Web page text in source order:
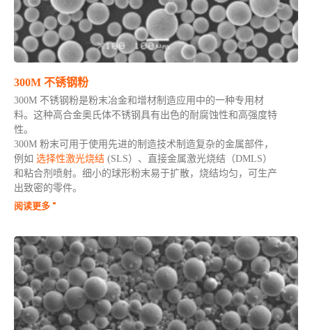
300M 不锈钢粉
300M 不锈钢粉是粉末冶金和增材制造应用中的一种专用材
料。这种高合金奥氏体不锈钢具有出色的耐腐蚀性和高强度特
性。
300M 粉末可用于使用先进的制造技术制造复杂的金属部件，
例如 选择性激光烧结 (SLS）、直接金属激光烧结（DMLS）
和粘合剂喷射。细小的球形粉末易于扩散，烧结均匀，可生产
出致密的零件。
阅读更多 "